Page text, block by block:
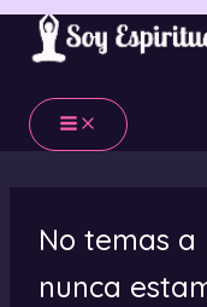
Ir
contenido
No temas
nunca